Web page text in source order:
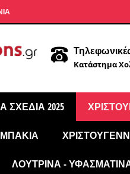
Κατάστημα
ΣΧΈΔΙΑ 2025
ΛΟΎΤΡΙΝΑ -